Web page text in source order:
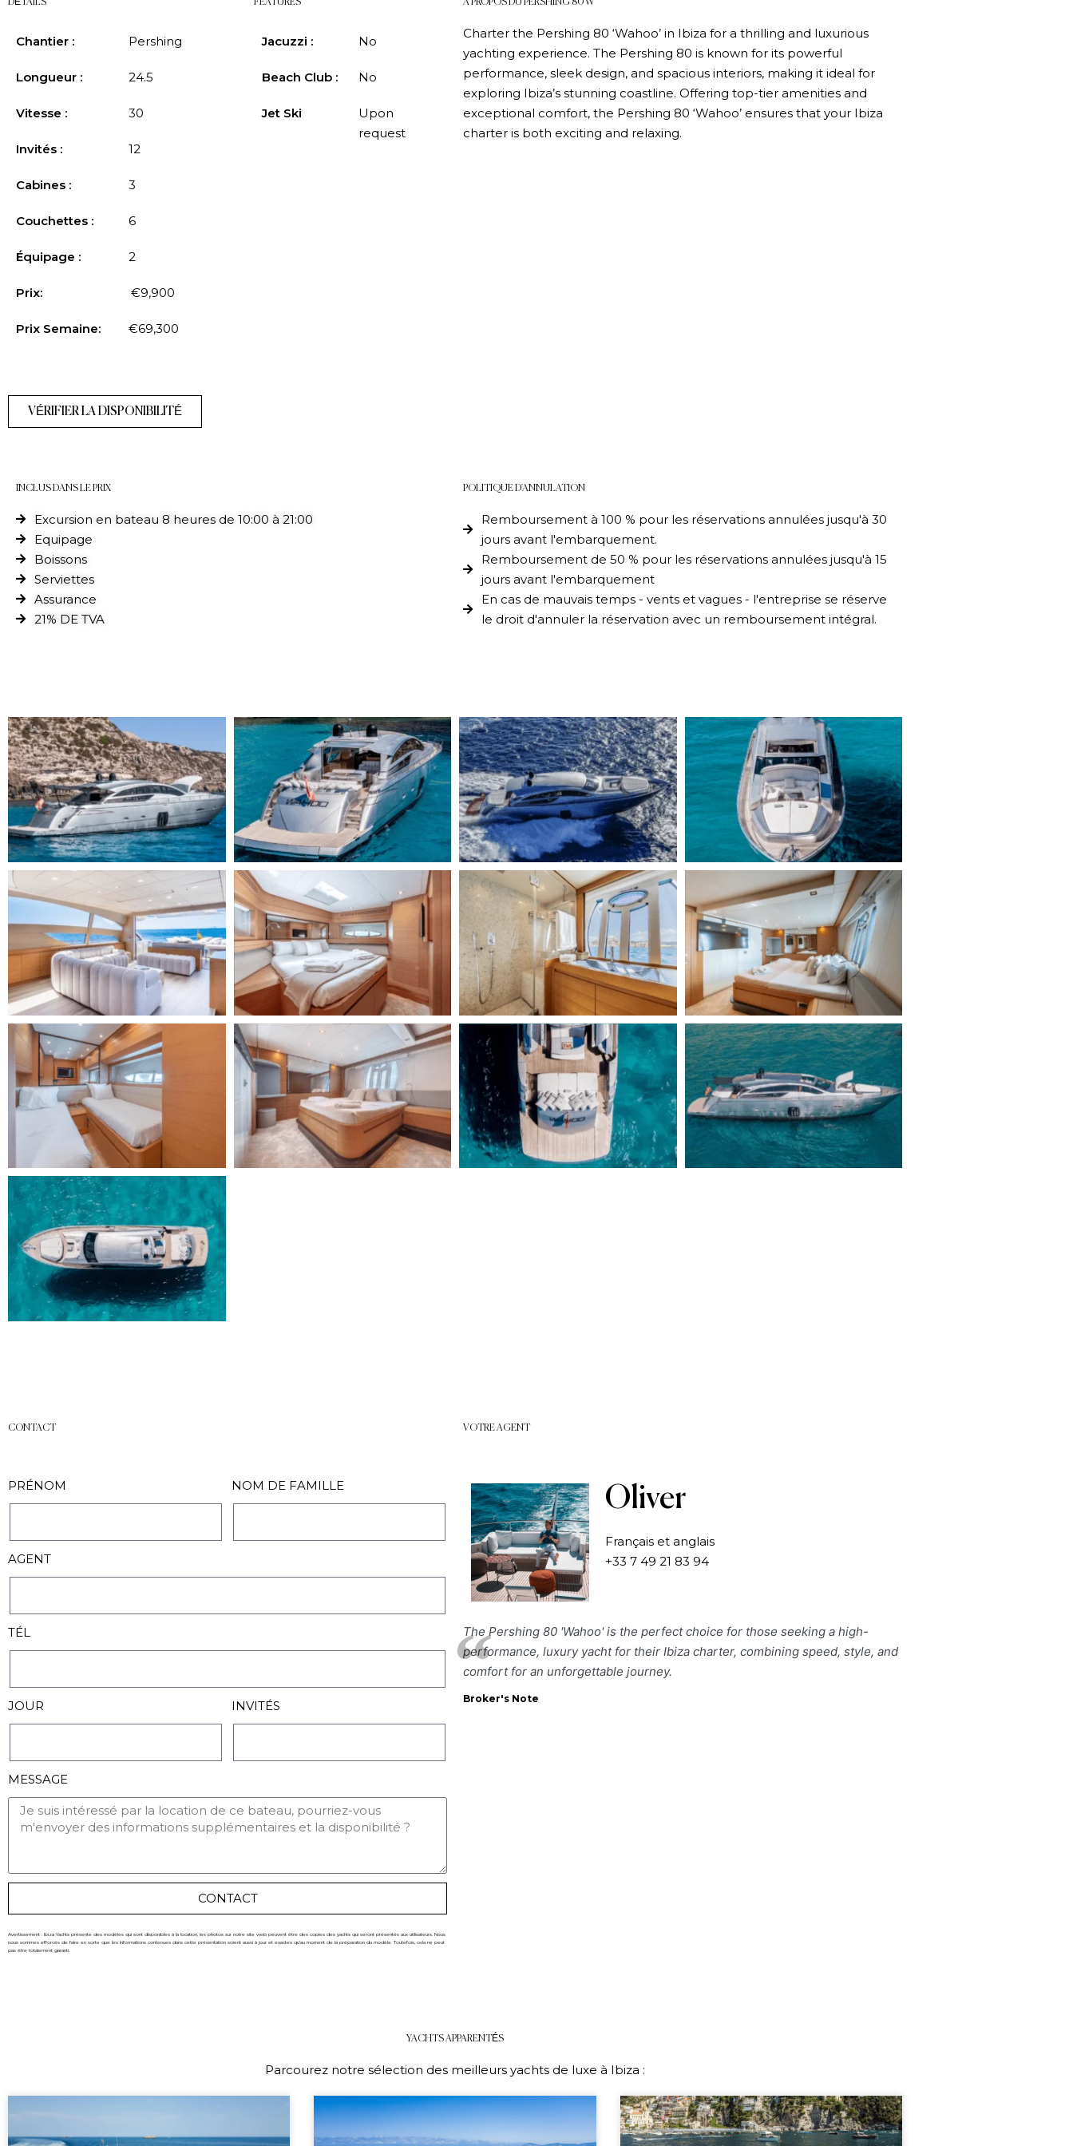
DÉTAILS
Chantier : Pershing
Longueur : 24.5
Vitesse : 30
Invités : 12
Cabines : 3
Couchettes : 6
Équipage : 2
Prix: €9,900
Prix Semaine: €69,300
FEATURES
Jacuzzi : No
Beach Club : No
Jet Ski
Upon
request
A PROPOS DU PERSHING 80 W
Charter the Pershing 80 ‘Wahoo’ in Ibiza for a thrilling and luxurious
yachting experience. The Pershing 80 is known for its powerful
performance, sleek design, and spacious interiors, making it ideal for
exploring Ibiza’s stunning coastline. Offering top-tier amenities and
exceptional comfort, the Pershing 80 ‘Wahoo’ ensures that your Ibiza
charter is both exciting and relaxing.
VÉRIFIER LA DISPONIBILITÉ
INCLUS DANS LE PRIX
Excursion en bateau 8 heures de 10:00 à 21:00
Equipage
Boissons
Serviettes
Assurance
21% DE TVA
POLITIQUE D'ANNULATION
Remboursement à 100 % pour les réservations annulées jusqu'à 30
jours avant l'embarquement.
Remboursement de 50 % pour les réservations annulées jusqu'à 15
jours avant l'embarquement
En cas de mauvais temps - vents et vagues - l'entreprise se réserve
le droit d'annuler la réservation avec un remboursement intégral.
CONTACT
PRÉNOM NOM DE FAMILLE
AGENT
TÉL
JOUR INVITÉS
MESSAGE
CONTACT
Avertissement : Ibiza Yachts présente des modèles qui sont disponibles à la location, les photos sur notre site web peuvent être des copies des yachts qui seront présentés aux utilisateurs. Nous
nous sommes efforcés de faire en sorte que les informations contenues dans cette présentation soient aussi à jour et exactes qu’au moment de la préparation du modèle. Toutefois, cela ne peut
pas être totalement garanti.
VOTRE AGENT
Oliver
Français et anglais
+33 7 49 21 83 94
The Pershing 80 'Wahoo' is the perfect choice for those seeking a high-
performance, luxury yacht for their Ibiza charter, combining speed, style, and
comfort for an unforgettable journey.
Broker's Note
YACHTS APPARENTÉS
Parcourez notre sélection des meilleurs yachts de luxe à Ibiza :